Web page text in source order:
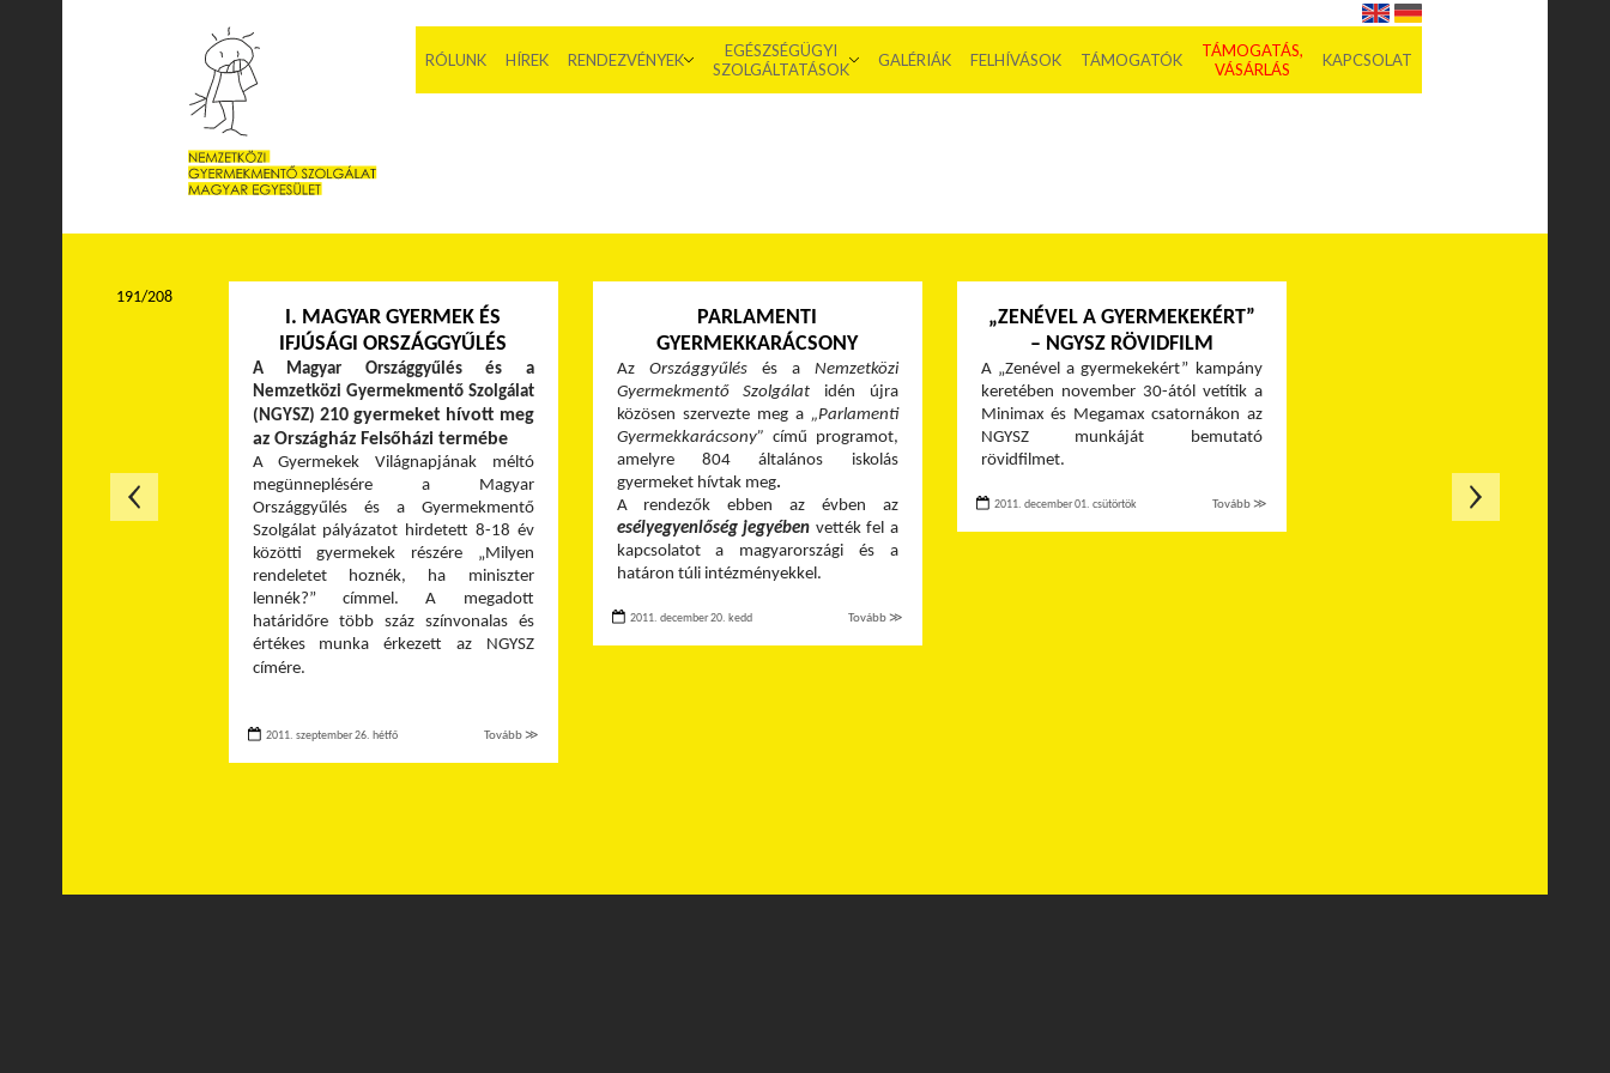
RÓLUNK HÍREK RENDEZVÉNYEK
EGÉSZSÉGÜGYI
SZOLGÁLTATÁSOK
GALÉRIÁK FELHÍVÁSOK TÁMOGATÓK
TÁMOGATÁS,
VÁSÁRLÁS
KAPCSOLAT
I. MAGYAR GYERMEK ÉS
IFJÚSÁGI ORSZÁGGYŰLÉS
A Magyar Országgyűlés és a
Nemzetközi Gyermekmentő Szolgálat
(NGYSZ) 210 gyermeket hívott meg
az Országház Felsőházi termébe
A Gyermekek Világnapjának méltó
megünneplésére a Magyar
Országgyűlés és a Gyermekmentő
Szolgálat pályázatot hirdetett 8-18 év
közötti gyermekek részére „Milyen
rendeletet hoznék, ha miniszter
lennék?” címmel. A megadott
határidőre több száz színvonalas és
értékes munka érkezett az NGYSZ
címére.
2011. szeptember 26. hétfő Tovább ≫
PARLAMENTI
GYERMEKKARÁCSONY
Az Országgyűlésés a Nemzetközi
Gyermekmentő Szolgálat idén újra
közösen szervezte meg a „Parlamenti
Gyermekkarácsony” című programot,
amelyre 804 általános iskolás
gyermeket hívtak meg.
A rendezők
ebben az évben az
esélyegyenlőség jegyében vették fel a
kapcsolatot a magyarországi és a
határon túli intézményekkel.
2011. december 20. kedd Tovább ≫
„ZENÉVEL A GYERMEKEKÉRT”
– NGYSZ RÖVIDFILM
A „Zenével a gyermekekért” kampány
keretében november 30-ától vetítik a
Minimax és Megamax csatornákon az
NGYSZ munkáját bemutató
rövidfilmet.
2011. december 01. csütörtök Tovább ≫
191/208